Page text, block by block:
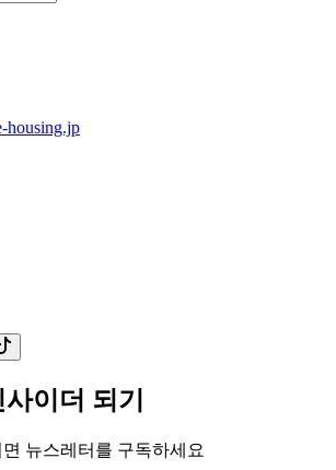
housing.jp
이더 되기
뉴스레터를 구독하세요